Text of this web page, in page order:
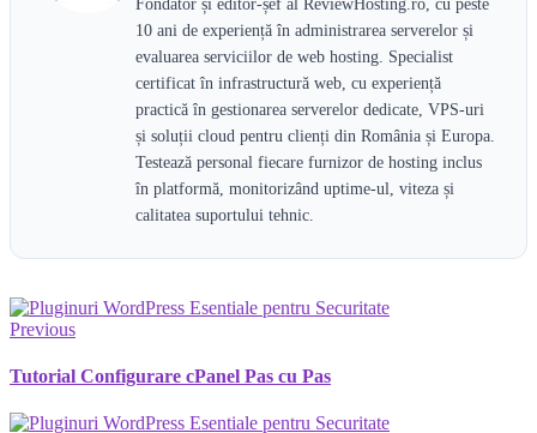
Fondator și editor-șef al ReviewHosting.ro, cu peste
10 ani de experiență în administrarea serverelor și
evaluarea serviciilor de web hosting. Specialist
certificat în infrastructură web, cu experiență
practică în gestionarea serverelor dedicate, VPS-uri
și soluții cloud pentru clienți din România și Europa.
Testează personal fiecare furnizor de hosting inclus
în platformă, monitorizând uptime-ul, viteza și
calitatea suportului tehnic.
Previous
Tutorial Configurare cPanel Pas cu Pas